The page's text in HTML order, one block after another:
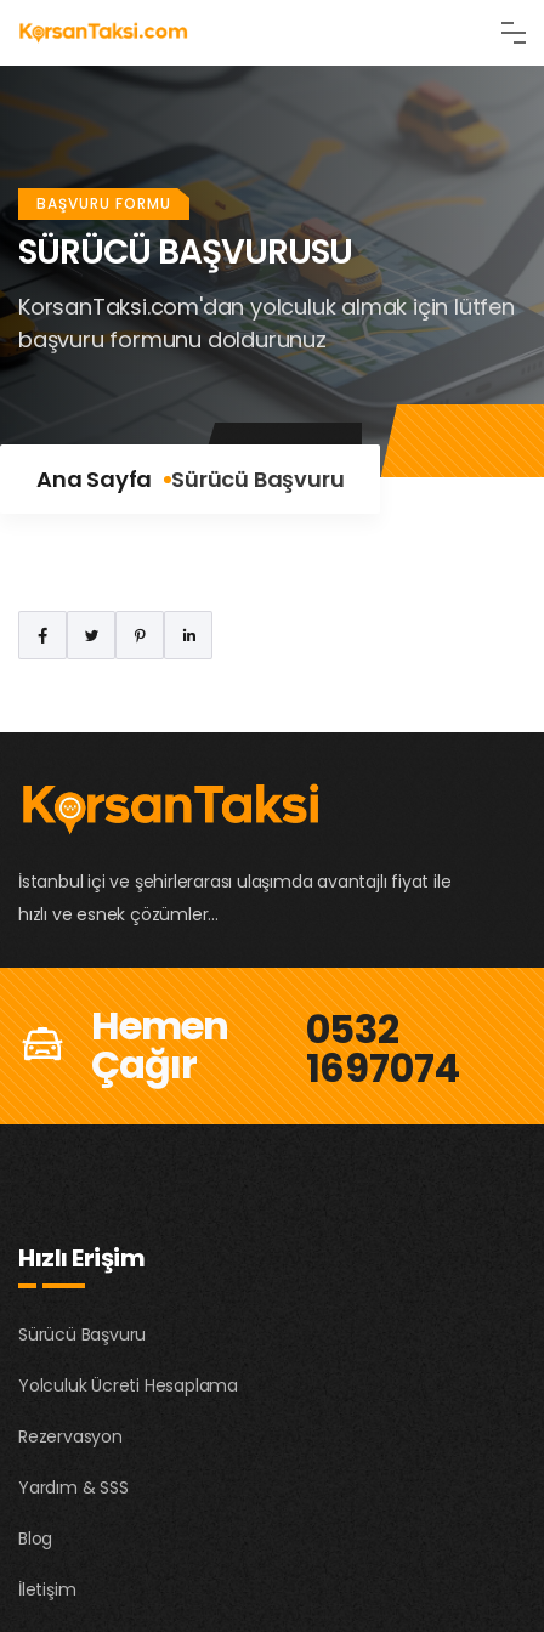
BAŞVURU FORMU
SÜRÜCÜ BAŞVURUSU
KorsanTaksi.com'dan yolculuk almak için lütfen
başvuru formunu doldurunuz
Ana Sayfa Sürücü Başvuru
İstanbul içi ve şehirlerarası ulaşımda avantajlı fiyat ile
hızlı ve esnek çözümler...
Hemen
Çağır
0532
1697074
Hızlı Erişim
Sürücü Başvuru
Yolculuk Ücreti Hesaplama
Rezervasyon
Yardım & SSS
Blog
İletişim